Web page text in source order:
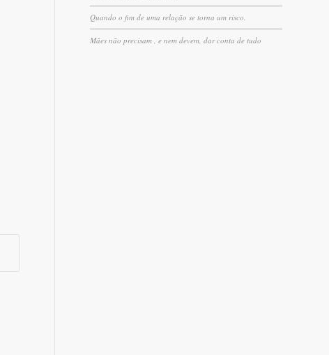
Quando o fim de uma relação se torna um risco.
Mães não precisam , e nem devem, dar conta de tudo